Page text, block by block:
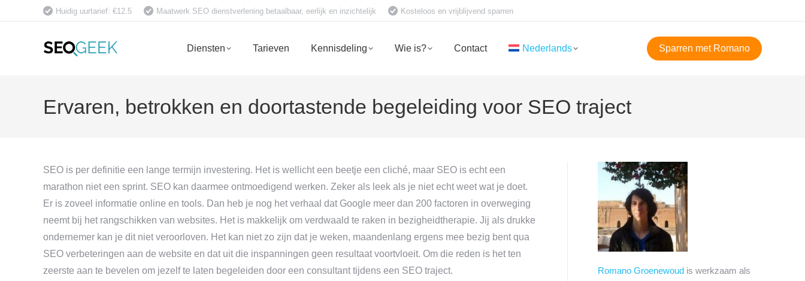
Huidig uurtarief: €12.5 Maatwerk SEO dienstverlening betaalbaar, eerlijk en inzichtelijk Kosteloos en vrijblijvend sparren
Diensten Tarieven Kennisdeling Wie is? Contact Nederlands Sparren met Romano
Ervaren, betrokken en doortastende begeleiding voor SEO traject
SEO is per definitie een lange termijn investering. Het is wellicht een beetje een cliché, maar SEO is echt een
marathon niet een sprint. SEO kan daarmee ontmoedigend werken. Zeker als leek als je niet echt weet wat je doet.
Er is zoveel informatie online en tools. Dan heb je nog het verhaal dat Google meer dan 200 factoren in overweging
neemt bij het rangschikken van websites. Het is makkelijk om verdwaald te raken in bezigheidtherapie. Jij als drukke
ondernemer kan je dit niet veroorloven. Het kan niet zo zijn dat je weken, maandenlang ergens mee bezig bent qua
SEO verbeteringen aan de website en dat uit die inspanningen geen resultaat voortvloeit. Om die reden is het ten
zeerste aan te bevelen om jezelf te laten begeleiden door een consultant tijdens een SEO traject.
Romano Groenewoud is werkzaam als